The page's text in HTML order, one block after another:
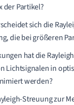
der Partikel?
sich die
die bei größeren
hat die
Lichtsignalen in
werden?
Streuung zur